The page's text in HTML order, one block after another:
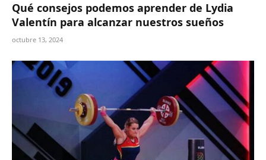
Qué consejos podemos aprender de Lydia
Valentín para alcanzar nuestros sueños
octubre 13, 2024